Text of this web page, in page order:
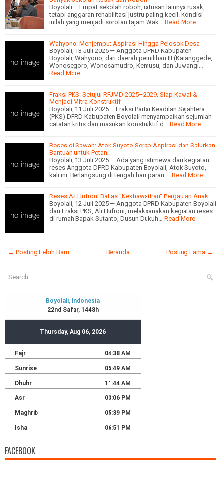
Boyolali – Empat sekolah roboh, ratusan lainnya rusak,
tetapi anggaran rehabilitasi justru paling kecil. Kondisi
inilah yang menjadi sorotan tajam Wak…
Read More
Wahyono: Menjemput Aspirasi Hingga Pelosok Desa
Boyolali, 13 Juli 2025 — Anggota DPRD Kabupaten
Boyolali, Wahyono, dari daerah pemilihan III (Karanggede,
Wonosegoro, Wonosamudro, Kemusu, dan Juwangi…
Read More
Fraksi PKS: Setujui RPJMD 2025–2029, Siap Kawal &
Menjadi Mitra Konstruktif
Boyolali, 11 Juli 2025 – Fraksi Partai Keadilan Sejahtera
(PKS) DPRD Kabupaten Boyolali menyampaikan sejumlah
catatan kritis dan masukan konstruktif d…
Read More
Reses di Sawah: Atok Suyoto Serap Aspirasi dan Salurkan
Bantuan untuk Petani
Boyolali, 13 Juli 2025 — Ada yang istimewa dari kegiatan
reses Anggota DPRD Kabupaten Boyolali, Atok Suyoto,
kali ini. Berlangsung di tengah hamparan …
Read More
Reses Ali Hufroni Bahas "Kekhawatiran" Pergaulan Anak
Boyolali, 12 Juli 2025 — Anggota DPRD Kabupaten Boyolali
dari Fraksi PKS, Ali Hufroni, melaksanakan kegiatan reses
di rumah Bapak Sutanto, Dusun Dukuh…
Read More
← Posting Lebih Baru Posting Lama →
Beranda
FACEBOOK